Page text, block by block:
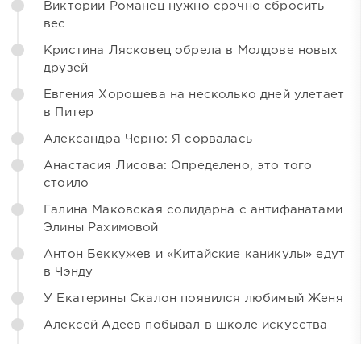
Виктории Романец нужно срочно сбросить
вес
Кристина Лясковец обрела в Молдове новых
друзей
Евгения Хорошева на несколько дней улетает
в Питер
Александра Черно: Я сорвалась
Анастасия Лисова: Определено, это того
стоило
Галина Маковская солидарна с антифанатами
Элины Рахимовой
Антон Беккужев и «Китайские каникулы» едут
в Чэнду
У Екатерины Скалон появился любимый Женя
Алексей Адеев побывал в школе искусства